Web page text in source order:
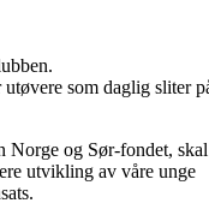
som daglig sliter
Norge og Sør-fondet, skal
utvikling av våre unge